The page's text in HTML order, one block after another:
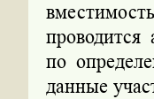
по
данные